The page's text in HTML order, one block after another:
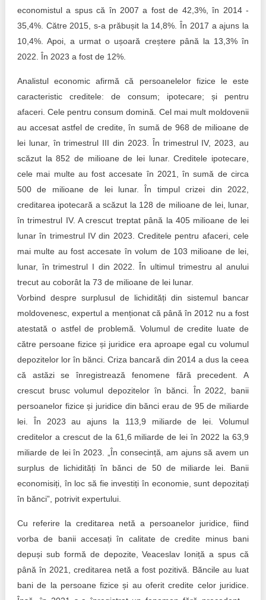
economistul a spus că în 2007 a fost de 42,3%, în 2014 -
35,4%. Către 2015, s-a prăbușit la 14,8%. În 2017 a ajuns la
10,4%. Apoi, a urmat o ușoară creștere până la 13,3% în
2022. În 2023 a fost de 12%.
Analistul economic afirmă că persoanelelor fizice le este
caracteristic creditele: de consum; ipotecare; și pentru
afaceri. Cele pentru consum domină. Cel mai mult moldovenii
au accesat astfel de credite, în sumă de 968 de milioane de
lei lunar, în trimestrul III din 2023. În trimestrul IV, 2023, au
scăzut la 852 de milioane de lei lunar. Creditele ipotecare,
cele mai multe au fost accesate în 2021, în sumă de circa
500 de milioane de lei lunar. În timpul crizei din 2022,
creditarea ipotecară a scăzut la 128 de milioane de lei, lunar,
în trimestrul IV. A crescut treptat până la 405 milioane de lei
lunar în trimestrul IV din 2023. Creditele pentru afaceri, cele
mai multe au fost accesate în volum de 103 milioane de lei,
lunar, în trimestrul I din 2022. În ultimul trimestru al anului
trecut au coborât la 73 de milioane de lei lunar.
Vorbind despre surplusul de lichidități din sistemul bancar
moldovenesc, expertul a menționat că până în 2012 nu a fost
atestată o astfel de problemă. Volumul de credite luate de
către persoane fizice și juridice era aproape egal cu volumul
depozitelor lor în bănci. Criza bancară din 2014 a dus la ceea
că astăzi se înregistrează fenomene fără precedent. A
crescut brusc volumul depozitelor în bănci. În 2022, banii
persoanelor fizice și juridice din bănci erau de 95 de miliarde
lei. În 2023 au ajuns la 113,9 miliarde de lei. Volumul
creditelor a crescut de la 61,6 miliarde de lei în 2022 la 63,9
miliarde de lei în 2023. „În consecință, am ajuns să avem un
surplus de lichidități în bănci de 50 de miliarde lei. Banii
economisiți, în loc să fie investiți în economie, sunt depozitați
în bănci”, potrivit expertului.
Cu referire la creditarea netă a persoanelor juridice, fiind
vorba de banii accesați în calitate de credite minus bani
depuși sub formă de depozite, Veaceslav Ioniță a spus că
până în 2021, creditarea netă a fost pozitivă. Băncile au luat
bani de la persoane fizice și au oferit credite celor juridice.